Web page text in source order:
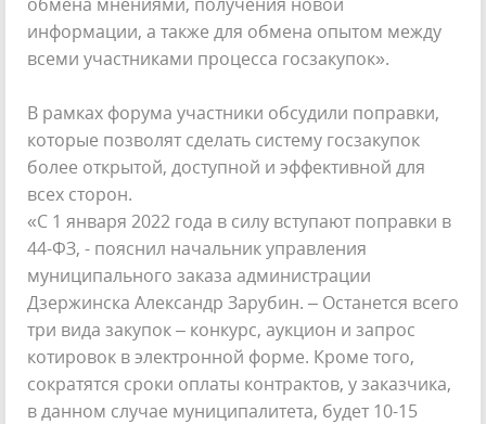
информации, а также для обмена опытом между
всеми участниками процесса госзакупок».
В рамках форума участники обсудили поправки,
которые позволят сделать систему госзакупок
более открытой, доступной и эффективной для
всех сторон.
«С 1 января 2022 года в силу вступают поправки в
44-ФЗ, - пояснил начальник управления
муниципального заказа администрации
Дзержинска Александр Зарубин. – Останется всего
три вида закупок – конкурс, аукцион и запрос
котировок в электронной форме. Кроме того,
сократятся сроки оплаты контрактов, у заказчика,
в данном случае муниципалитета, будет 10-15